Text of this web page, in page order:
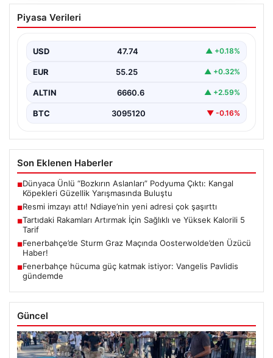
Resmi imzayı attı! Ndiaye’nin yeni
adresi çok şaşırttı
Piyasa Verileri
USD 47.74 ▲ +0.18%
EUR 55.25 ▲ +0.32%
ALTIN 6660.6 ▲ +2.59%
BTC 3095120 ▼ -0.16%
Son Eklenen Haberler
■Dünyaca Ünlü “Bozkırın Aslanları” Podyuma Çıktı: Kangal
Köpekleri Güzellik Yarışmasında Buluştu
■Resmi imzayı attı! Ndiaye’nin yeni adresi çok şaşırttı
■Tartıdaki Rakamları Artırmak İçin Sağlıklı ve Yüksek Kalorili 5
Tarif
■Fenerbahçe’de Sturm Graz Maçında Oosterwolde’den Üzücü
Haber!
■Fenerbahçe hücuma güç katmak istiyor: Vangelis Pavlidis
gündemde
Güncel